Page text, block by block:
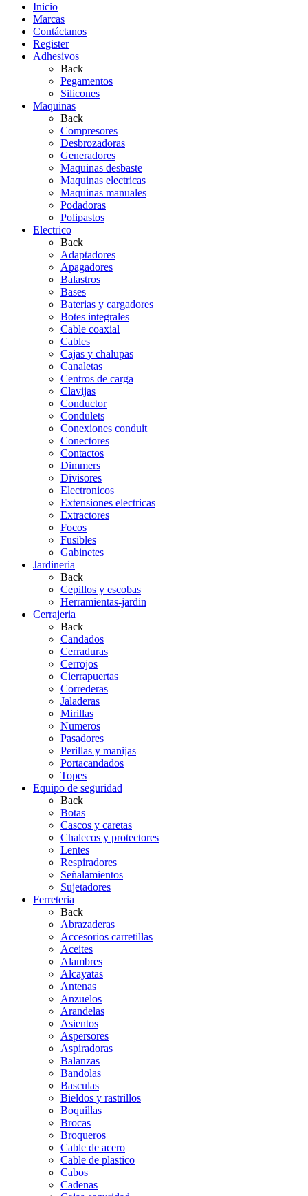
Inicio
Marcas
Contáctanos
Register
Adhesivos
Back
Pegamentos
Silicones
Maquinas
Back
Compresores
Desbrozadoras
Generadores
Maquinas desbaste
Maquinas electricas
Maquinas manuales
Podadoras
Polipastos
Electrico
Back
Adaptadores
Apagadores
Balastros
Bases
Baterias y cargadores
Botes integrales
Cable coaxial
Cables
Cajas y chalupas
Canaletas
Centros de carga
Clavijas
Conductor
Condulets
Conexiones conduit
Conectores
Contactos
Dimmers
Divisores
Electronicos
Extensiones electricas
Extractores
Focos
Fusibles
Gabinetes
Jardineria
Back
Cepillos y escobas
Herramientas-jardin
Cerrajeria
Back
Candados
Cerraduras
Cerrojos
Cierrapuertas
Correderas
Jaladeras
Mirillas
Numeros
Pasadores
Perillas y manijas
Portacandados
Topes
Equipo de seguridad
Back
Botas
Cascos y caretas
Chalecos y protectores
Lentes
Respiradores
Señalamientos
Sujetadores
Ferreteria
Back
Abrazaderas
Accesorios carretillas
Aceites
Alambres
Alcayatas
Antenas
Anzuelos
Arandelas
Asientos
Aspersores
Aspiradoras
Balanzas
Bandolas
Basculas
Bieldos y rastrillos
Boquillas
Brocas
Broqueros
Cable de acero
Cable de plastico
Cabos
Cadenas